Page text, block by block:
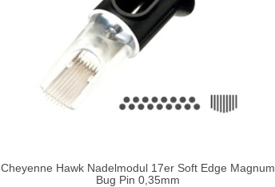
Cheyenne Hawk Nadelmodul 17er Soft Edge Magnum
Bug Pin 0,35mm